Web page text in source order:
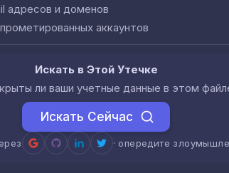
адресов и доменов
аккаунтов
Искать в Этой Утечке
ли ваши учетные данные в этом
Искать Сейчас
· опередите